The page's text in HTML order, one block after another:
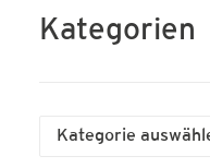
Kategorien
Kategorien